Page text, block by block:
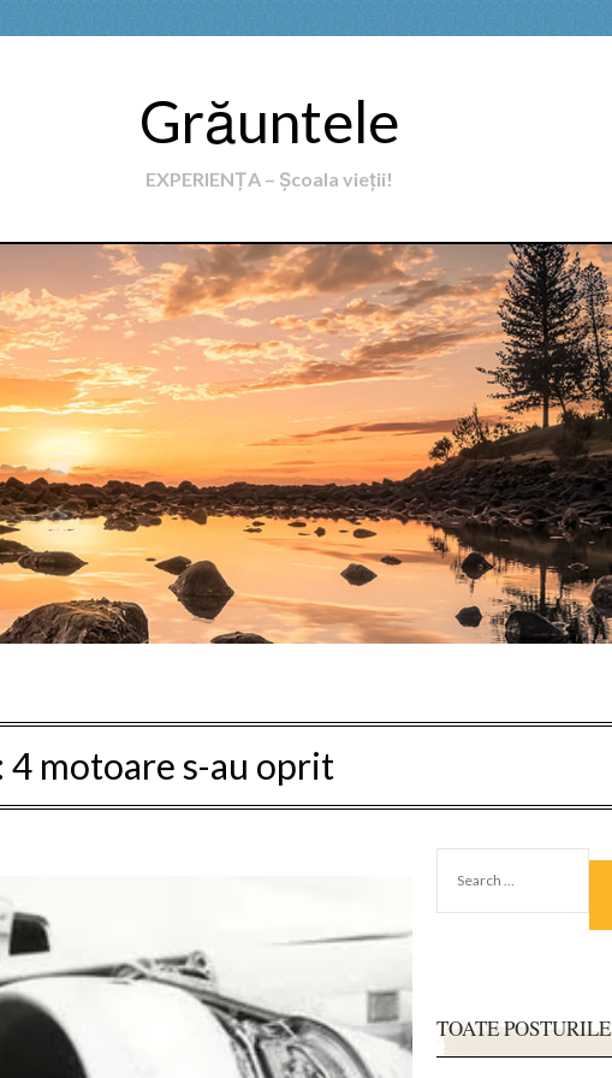
Grăuntele
EXPERIENȚA – Școala vieții!
4 motoare s-au oprit
FOR:
TOATE POSTURILE